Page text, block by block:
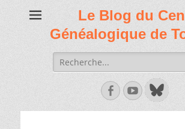
Le Blog du
Généalogique de
Recherche
de:
Facebook
Youtube